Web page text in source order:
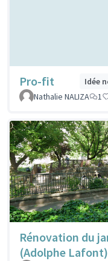
Pro-fit
Idée
Nathalie NALIZA
1
Rénovation du
(Adolphe Lafont)